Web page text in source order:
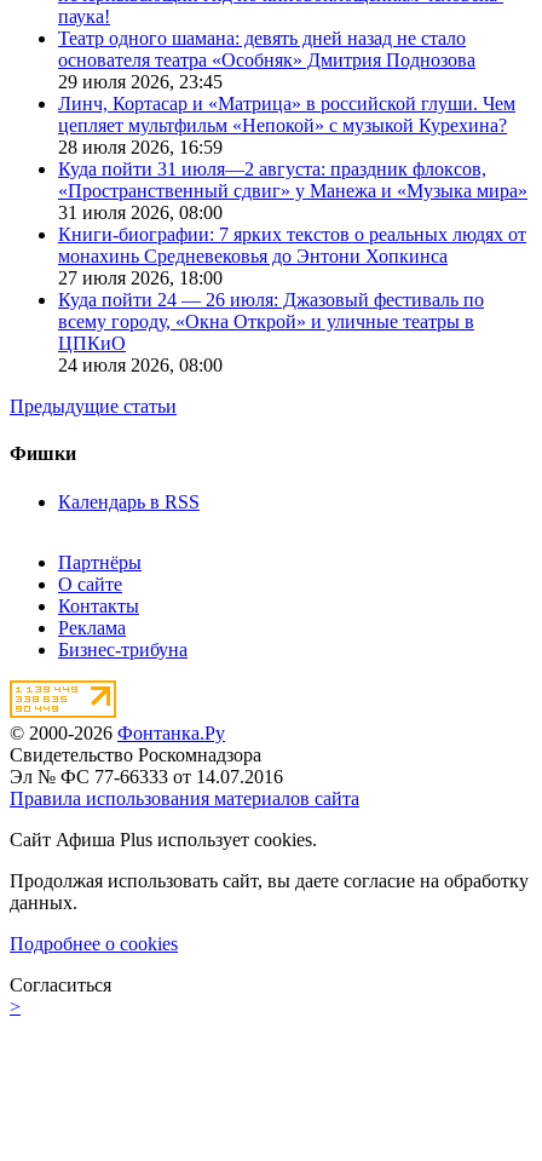
паука!
Театр одного шамана: девять дней назад не стало
основателя театра «Особняк» Дмитрия Поднозова
29 июля 2026, 23:45
Линч, Кортасар и «Матрица» в российской глуши. Чем
цепляет мультфильм «Непокой» с музыкой Курехина?
28 июля 2026, 16:59
Куда пойти 31 июля—2 августа: праздник флоксов,
«Пространственный сдвиг» у Манежа и «Музыка мира»
31 июля 2026, 08:00
Книги-биографии: 7 ярких текстов о реальных людях от
монахинь Средневековья до Энтони Хопкинса
27 июля 2026, 18:00
Куда пойти 24 — 26 июля: Джазовый фестиваль по
всему городу, «Окна Открой» и уличные театры в
ЦПКиО
24 июля 2026, 08:00
Предыдущие статьи
Фишки
Календарь в RSS
Партнёры
О сайте
Контакты
Реклама
Бизнес-трибуна
© 2000-2026 Фонтанка.Ру
Свидетельство Роскомнадзора
Эл № ФС 77-66333 от 14.07.2016
Правила использования материалов сайта
Сайт Афиша Plus использует cookies.
Продолжая использовать сайт, вы даете согласие на обработку
данных.
Подробнее о cookies
Согласиться
>